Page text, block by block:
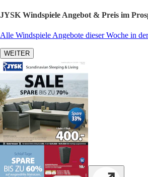
JYSK Windspiele Angebot & Preis im
Alle Windspiele Angebote dieser Woche in
WEITER